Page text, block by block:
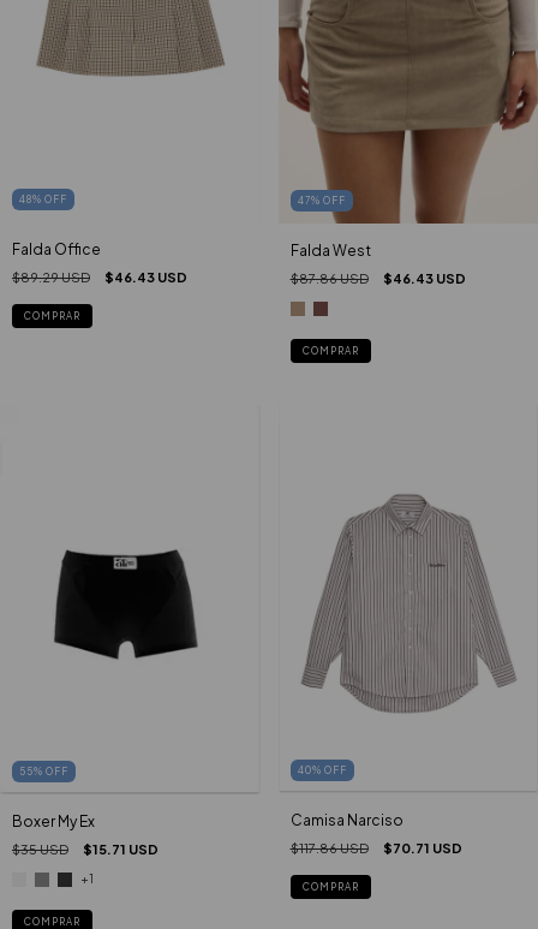
48% OFF
Falda Office
$89.29 USD $46.43 USD
COMPRAR
47% OFF
Falda West
$87.86 USD $46.43 USD
COMPRAR
55% OFF
Boxer My Ex
$35 USD $15.71 USD
+1
COMPRAR
40% OFF
Camisa Narciso
$117.86 USD $70.71 USD
COMPRAR